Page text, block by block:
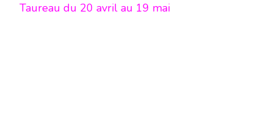
Taureau du 20 avril au 19 mai